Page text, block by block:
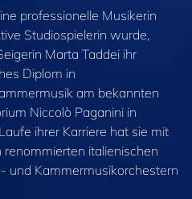
professionelle Musikerin
Studiospielerin wurde,
Marta Taddei ihr
Diplom in
am bekannten
Niccolò Paganini in
ihrer Karriere hat sie mit
renommierten italienischen
und Kammermusikorchestern